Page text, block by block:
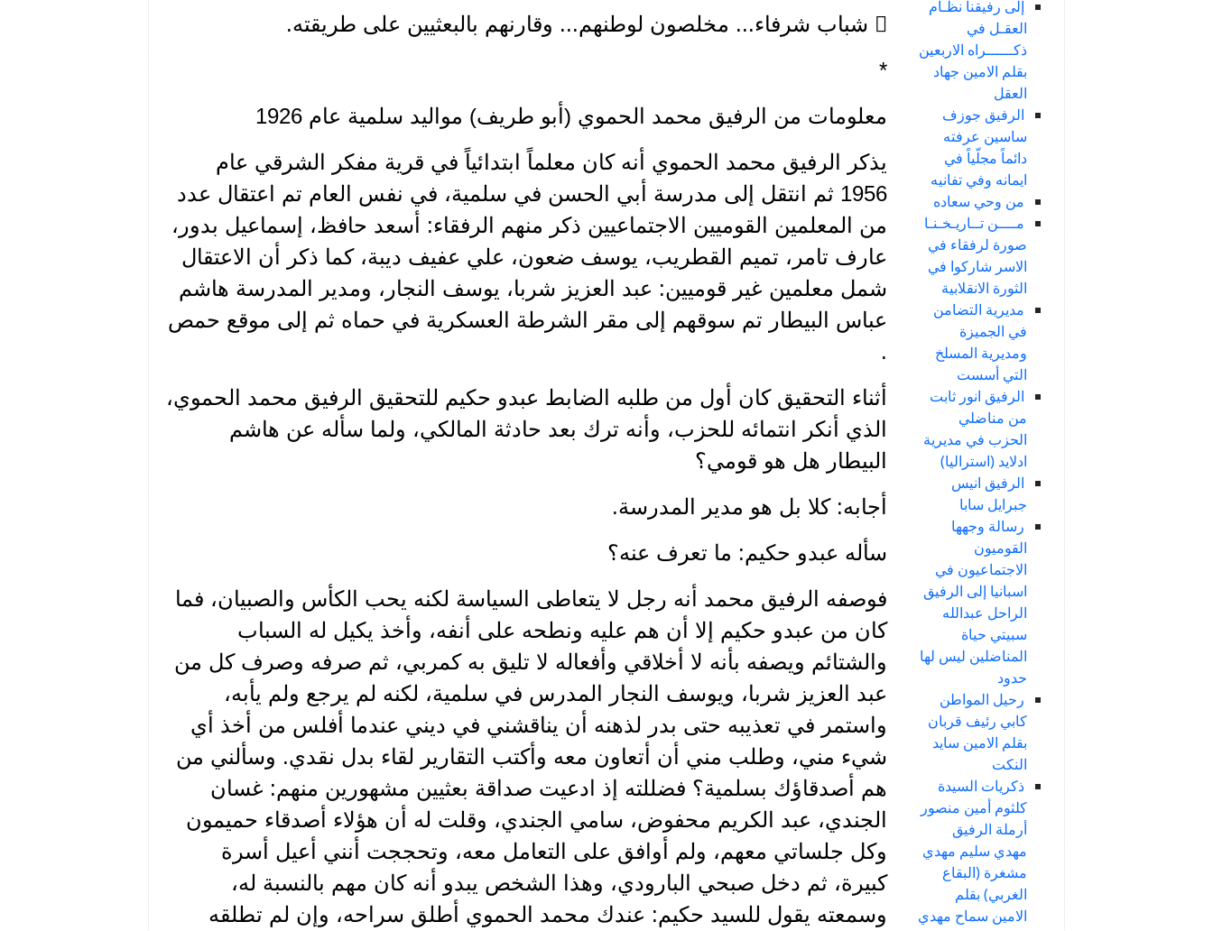
إلى رفيقنا نظـام
العقـل في
ذكــــــراه الاربعين
بقلم الامين جهاد
العقل
الرفيق جوزف
ساسين عرفته
دائماً مجلّياً في
ايمانه وفي تفانيه
من وحي سعاده
مــــن تــاريـخـنـا
صورة لرفقاء في
الاسر شاركوا في
الثورة الانقلابية
مديرية التضامن
في الجميزة
ومديرية المسلخ
التي أسست
الرفيق انور ثابت
من مناضلي
الحزب في مديرية
ادلايد (استراليا)
الرفيق انيس
جبرايل سابا
رسالة وجهها
القوميون
الاجتماعيون في
اسبانيا إلى الرفيق
الراحل عبدالله
سبيتي حياة
المناضلين ليس لها
حدود
رحيل المواطن
كابي رئيف قربان
بقلم الامين سايد
النكت
ذكريات السيدة
كلثوم أمين منصور
أرملة الرفيق
مهدي سليم مهدي
مشغرة (البقاع
الغربي) بقلم
الامين سماح مهدي
 شباب شرفاء... مخلصون لوطنهم... وقارنهم بالبعثيين على طريقته.
*
معلومات من الرفيق محمد الحموي (أبو طريف) مواليد سلمية عام 1926
يذكر الرفيق محمد الحموي أنه كان معلماً ابتدائياً في قرية مفكر الشرقي عام
1956 ثم انتقل إلى مدرسة أبي الحسن في سلمية، في نفس العام تم اعتقال عدد
من المعلمين القوميين الاجتماعيين ذكر منهم الرفقاء: أسعد حافظ، إسماعيل بدور،
عارف تامر، تميم القطريب، يوسف ضعون، علي عفيف ديبة، كما ذكر أن الاعتقال
شمل معلمين غير قوميين: عبد العزيز شربا، يوسف النجار، ومدير المدرسة هاشم
عباس البيطار تم سوقهم إلى مقر الشرطة العسكرية في حماه ثم إلى موقع حمص
.
أثناء التحقيق كان أول من طلبه الضابط عبدو حكيم للتحقيق الرفيق محمد الحموي،
الذي أنكر انتمائه للحزب، وأنه ترك بعد حادثة المالكي، ولما سأله عن هاشم
البيطار هل هو قومي؟
أجابه: كلا بل هو مدير المدرسة.
سأله عبدو حكيم: ما تعرف عنه؟
فوصفه الرفيق محمد أنه رجل لا يتعاطى السياسة لكنه يحب الكأس والصبيان، فما
كان من عبدو حكيم إلا أن هم عليه ونطحه على أنفه، وأخذ يكيل له السباب
والشتائم ويصفه بأنه لا أخلاقي وأفعاله لا تليق به كمربي، ثم صرفه وصرف كل من
عبد العزيز شربا، ويوسف النجار المدرس في سلمية، لكنه لم يرجع ولم يأبه،
واستمر في تعذيبه حتى بدر لذهنه أن يناقشني في ديني عندما أفلس من أخذ أي
شيء مني، وطلب مني أن أتعاون معه وأكتب التقارير لقاء بدل نقدي. وسألني من
هم أصدقاؤك بسلمية؟ فضللته إذ ادعيت صداقة بعثيين مشهورين منهم: غسان
الجندي، عبد الكريم محفوض، سامي الجندي، وقلت له أن هؤلاء أصدقاء حميمون
وكل جلساتي معهم، ولم أوافق على التعامل معه، وتحججت أنني أعيل أسرة
كبيرة، ثم دخل صبحي البارودي، وهذا الشخص يبدو أنه كان مهم بالنسبة له،
وسمعته يقول للسيد حكيم: عندك محمد الحموي أطلق سراحه، وإن لم تطلقه